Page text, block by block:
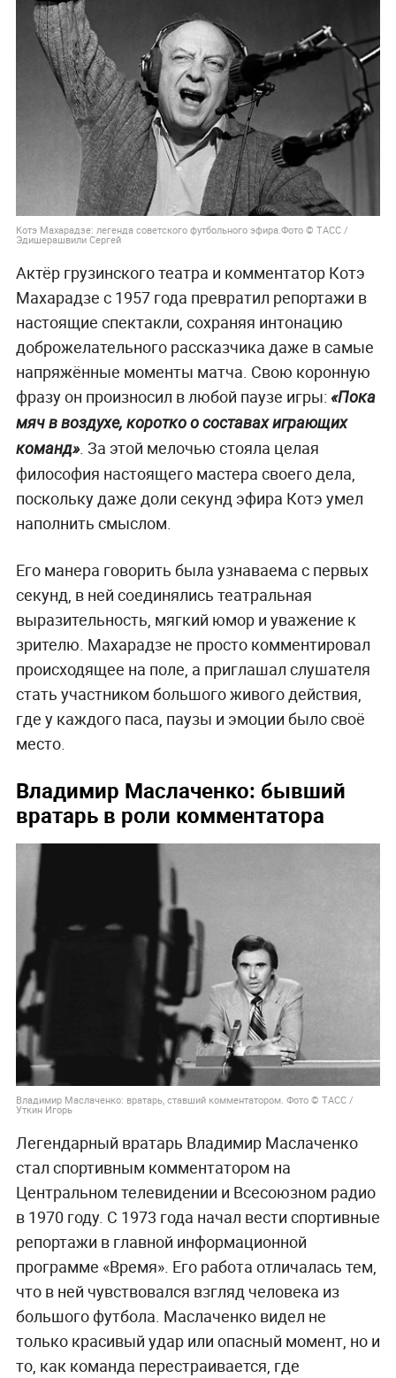
Котэ Махарадзе: легенда советского футбольного эфира.Фото © ТАСС /
Эдишерашвили Сергей
Актёр грузинского театра и комментатор Котэ
Махарадзе с 1957 года превратил репортажи в
настоящие спектакли, сохраняя интонацию
доброжелательного рассказчика даже в самые
напряжённые моменты матча. Свою коронную
фразу он произносил в любой паузе игры: «Пока
мяч в воздухе, коротко о составах играющих
команд». За этой мелочью стояла целая
философия настоящего мастера своего дела,
поскольку даже доли секунд эфира Котэ умел
наполнить смыслом.
Его манера говорить была узнаваема с первых
секунд, в ней соединялись театральная
выразительность, мягкий юмор и уважение к
зрителю. Махарадзе не просто комментировал
происходящее на поле, а приглашал слушателя
стать участником большого живого действия,
где у каждого паса, паузы и эмоции было своё
место.
Владимир Маслаченко: бывший
вратарь в роли комментатора
Владимир Маслаченко: вратарь, ставший комментатором. Фото © ТАСС /
Уткин Игорь
Легендарный вратарь Владимир Маслаченко
стал спортивным комментатором на
Центральном телевидении и Всесоюзном радио
в 1970 году. С 1973 года начал вести спортивные
репортажи в главной информационной
программе «Время». Его работа отличалась тем,
что в ней чувствовался взгляд человека из
большого футбола. Маслаченко видел не
только красивый удар или опасный момент, но и
то, как команда перестраивается, где